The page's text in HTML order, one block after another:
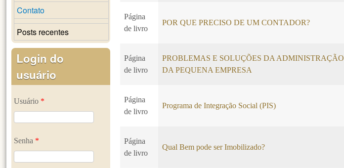
Página
de livro
POR QUE PRECISO DE UM CONTADOR?
Página
de livro
PROBLEMAS E SOLUÇÕES DA ADMINISTRAÇÃO
DA PEQUENA EMPRESA
Página
de livro
Programa de Integração Social (PIS)
Página
de livro
Qual Bem pode ser Imobilizado?
Contato
Posts recentes
Login do
usuário
Usuário *
Senha *